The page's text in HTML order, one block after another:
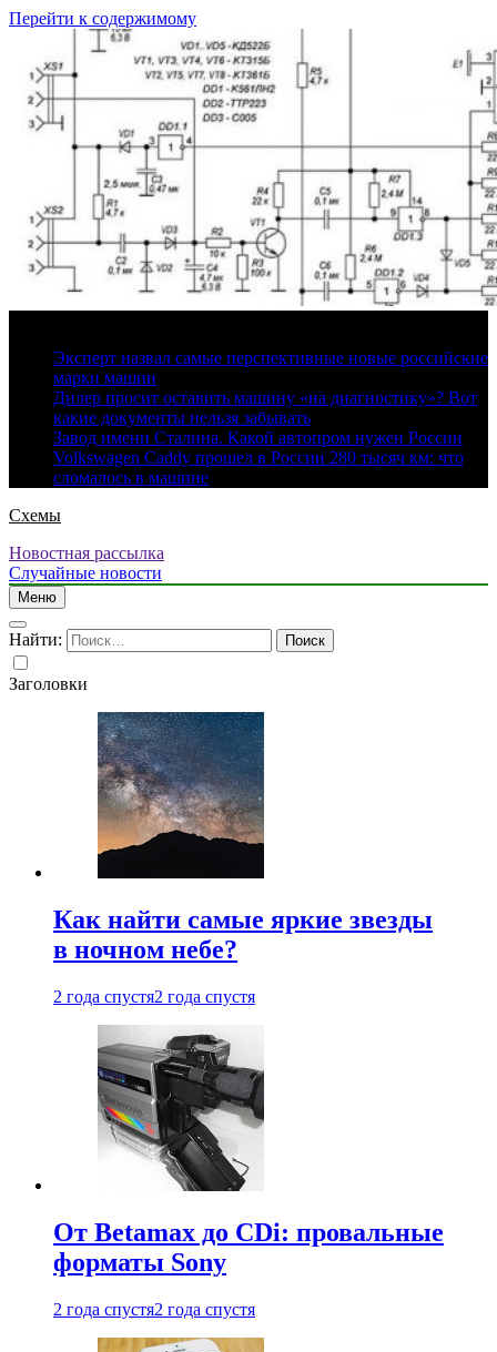
Перейти к содержимому
Эксперт назвал самые перспективные новые российские
марки машин
Дилер просит оставить машину «на диагностику»? Вот
какие документы нельзя забывать
Завод имени Сталина. Какой автопром нужен России
Volkswagen Caddy прошел в России 280 тысяч км: что
сломалось в машине
Схемы
Новостная рассылка
Случайные новости
Меню
Найти:
Заголовки
Как найти самые яркие звезды
в ночном небе?
2 года спустя2 года спустя
От Betamax до CDi: провальные
форматы Sony
2 года спустя2 года спустя